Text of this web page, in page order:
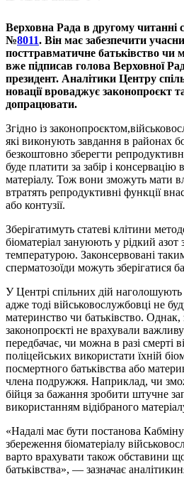
Верховна Рада в другому читанні
№8011. Він має забезпечити
посттравматичне батьківство чи
вже підписав голова Верховної
президент. Аналітики Центру
новації вроваджує законопроєкт
допрацювати.
Згідно із
які виконують завдання в районах
безкоштовно зберегти
буде платити за забір і консервацію
матеріалу. Тож вони зможуть мати
втратять репродуктивні функції
або контузії.
Зберігатимуть статеві клітини
біоматеріал зануюють у рідкий
температурою. Законсервовані
сперматозоїди можуть зберігатися
У Центрі спільних дій
адже тоді військовослужбовці не
материнство чи батьківство. Однак,
законопроєкті не врахували
передбачає, чи можна в разі смерті
поліцейських використати їхній
посмертного батьківства або
члена подружжя. Наприклад, чи
бійця за бажання зробити штучне
використанням відібраного
«Надалі має бути постанова
збереження біоматеріалу
варто врахувати також обставини
батьківства», — зазначає